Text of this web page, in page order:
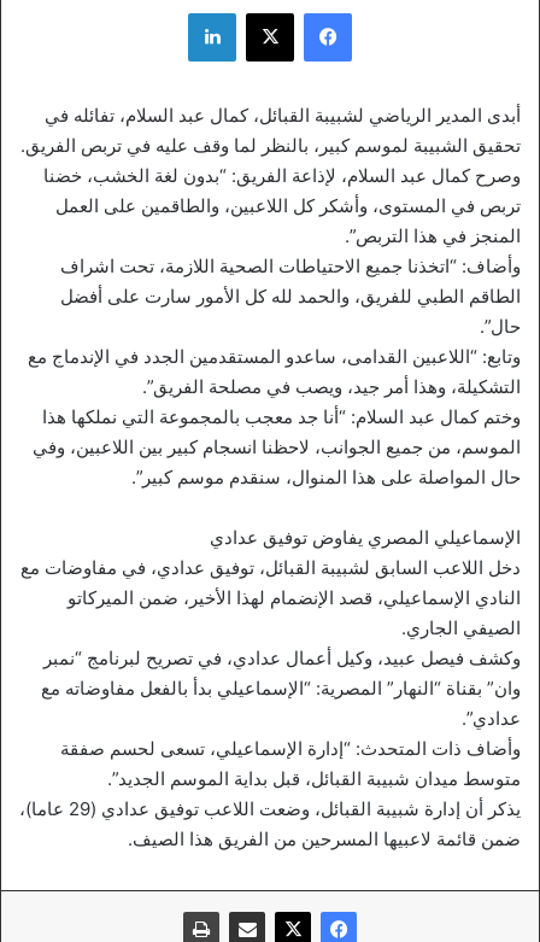
فيسبوك ‫X لينكدإن
أبدى المدير الرياضي لشبيبة القبائل، كمال عبد السلام، تفائله في
تحقيق الشبيبة لموسم كبير، بالنظر لما وقف عليه في تربص الفريق.
وصرح كمال عبد السلام، لإذاعة الفريق: “بدون لغة الخشب، خضنا
تربص في المستوى، وأشكر كل اللاعبين، والطاقمين على العمل
المنجز في هذا التربص”.
وأضاف: “اتخذنا جميع الاحتياطات الصحية اللازمة، تحت اشراف
الطاقم الطبي للفريق، والحمد لله كل الأمور سارت على أفضل
حال”.
وتابع: “اللاعبين القدامى، ساعدو المستقدمين الجدد في الإندماج مع
التشكيلة، وهذا أمر جيد، ويصب في مصلحة الفريق”.
وختم كمال عبد السلام: “أنا جد معجب بالمجموعة التي نملكها هذا
الموسم، من جميع الجوانب، لاحظنا انسجام كبير بين اللاعبين، وفي
حال المواصلة على هذا المنوال، سنقدم موسم كبير”.
الإسماعيلي المصري يفاوض توفيق عدادي
دخل اللاعب السابق لشبيبة القبائل، توفيق عدادي، في مفاوضات مع
النادي الإسماعيلي، قصد الإنضمام لهذا الأخير، ضمن الميركاتو
الصيفي الجاري.
وكشف فيصل عبيد، وكيل أعمال عدادي، في تصريح لبرنامج “نمبر
وان” بقناة “النهار” المصرية: “الإسماعيلي بدأ بالفعل مفاوضاته مع
عدادي”.
وأضاف ذات المتحدث: “إدارة الإسماعيلي، تسعى لحسم صفقة
متوسط ميدان شبيبة القبائل، قبل بداية الموسم الجديد”.
يذكر أن إدارة شبيبة القبائل، وضعت اللاعب توفيق عدادي (29 عاما)،
ضمن قائمة لاعبيها المسرحين من الفريق هذا الصيف.